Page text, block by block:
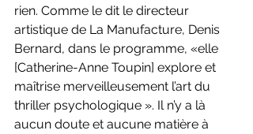
rien. Comme le dit le directeur
artistique de La Manufacture, Denis
Bernard, dans le programme, «elle
[Catherine-Anne Toupin] explore et
maîtrise merveilleusement l’art du
thriller psychologique ». Il n’y a là
aucun doute et aucune matière à